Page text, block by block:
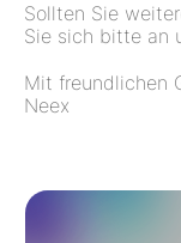
Sollten Sie
Sie sich bitte an
Mit freundlichen
Neex